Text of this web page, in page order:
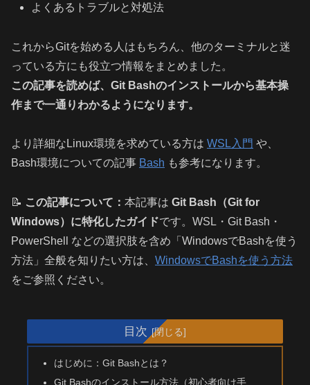
よくあるトラブルと対処法
これからGitを始める人はもちろん、他のターミナルと迷
っている方にも役立つ情報をまとめました。
この記事を読めば、Git Bashのインストールから基本操
作まで一通りわかるようになります。
より詳細なLinux環境を求めている方は WSL入門 や、
Bash環境についての記事 Bash も参考になります。
📝 この記事について： 本記事は Git Bash（Git for
Windows）に特化したガイドです。WSL・Git Bash・
PowerShell などの選択肢を含め「WindowsでBashを使う
方法」全般を知りたい方は、 WindowsでBashを使う方法
をご参照ください。
目次
はじめに：Git Bashとは？
Git Bashのインストール方法（初心者向け手